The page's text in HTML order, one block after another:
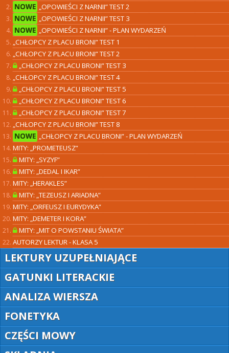
NOWE „OPOWIEŚCI Z NARNII” TEST 2
NOWE „OPOWIEŚCI Z NARNII” TEST 3
NOWE „OPOWIEŚCI Z NARNII” - PLAN WYDARZEŃ
„CHŁOPCY Z PLACU BRONI” TEST 1
„CHŁOPCY Z PLACU BRONI” TEST 2
„CHŁOPCY Z PLACU BRONI” TEST 3
„CHŁOPCY Z PLACU BRONI” TEST 4
„CHŁOPCY Z PLACU BRONI” TEST 5
„CHŁOPCY Z PLACU BRONI” TEST 6
„CHŁOPCY Z PLACU BRONI” TEST 7
„CHŁOPCY Z PLACU BRONI” TEST 8
NOWE „CHŁOPCY Z PLACU BRONI” - PLAN WYDARZEŃ
MITY: „PROMETEUSZ”
MITY: „SYZYF”
MITY: „DEDAL I IKAR”
MITY: „HERAKLES”
MITY: „TEZEUSZ I ARIADNA”
MITY: „ORFEUSZ I EURYDYKA”
MITY: „DEMETER I KORA”
MITY: „MIT O POWSTANIU ŚWIATA”
AUTORZY LEKTUR - KLASA 5
LEKTURY UZUPEŁNIAJĄCE
GATUNKI LITERACKIE
ANALIZA WIERSZA
FONETYKA
CZĘŚCI MOWY